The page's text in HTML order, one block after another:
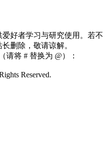
好者学习与研究使用。若不
删除，敬请谅解。
请将 # 替换为 @）：
Reserved.